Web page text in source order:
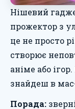
Нішевий
прожектор з
це не просто
створює
аніме або
знайдеш в
Порада: